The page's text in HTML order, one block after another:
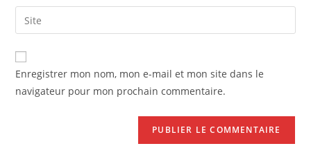
comment
email
address
comment
Saisir
l’URL
de
votre
(facultatif)
Enregistrer mon nom, mon e-mail et mon site dans le
navigateur pour mon prochain commentaire.